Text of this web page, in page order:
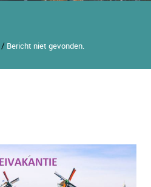
/ Bericht niet gevonden.